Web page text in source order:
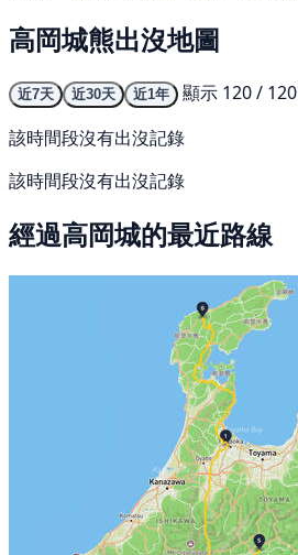
高岡城熊出沒地圖
近7天 近30天 近1年
顯示 120 / 120
該時間段沒有出沒記錄
該時間段沒有出沒記錄
經過高岡城的最近路線